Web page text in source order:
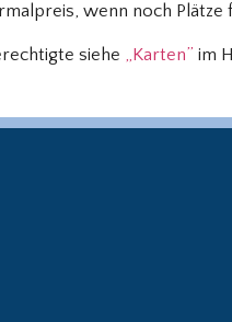
wenn noch Plätze
siehe „Karten” im